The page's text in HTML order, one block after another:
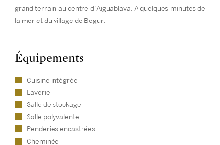
grand terrain au centre d’Aiguablava. A quelques minutes de
la mer et du village de Begur.
Équipements
Cuisine intégrée
Laverie
Salle de stockage
Salle polyvalente
Penderies encastrées
Cheminée